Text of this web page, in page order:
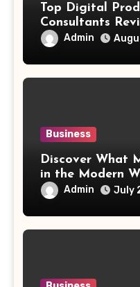
Top Digital
Consultants
Admin
Business
Discover What
in the Modern
Admin July